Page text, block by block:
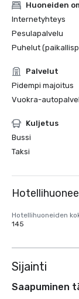
Huoneiden
Internetyhteys
Pesulapalvelu
Puhelut
Palvelut
Pidempi majoitus
Vuokra-
Kuljetus
Bussi
Taksi
Hotellihuoneiden
145
Sijainti
Saapuminen